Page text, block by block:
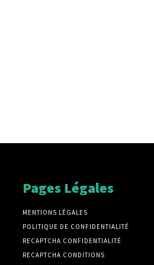
Pages Légales
MENTIONS LÉGALES
POLITIQUE DE CONFIDENTIALITÉ
RECAPTCHA CONFIDENTIALITÉ
RECAPTCHA CONDITIONS